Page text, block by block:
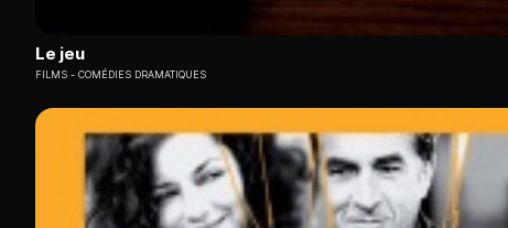
Le jeu
FILMS COMÉDIES DRAMATIQUES